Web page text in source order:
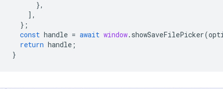
},
],
};
const handle = await window. showSaveFilePicker(
return handle ;
}